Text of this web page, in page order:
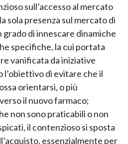
sull’accesso al mercato
sola presenza sul mercato di
grado di innescare dinamiche
specifiche, la cui portata
vanificata da iniziative
l’obiettivo di evitare che il
orientarsi, o più
il nuovo farmaco;
non sono praticabili o non
il contenzioso si sposta
essenzialmente per